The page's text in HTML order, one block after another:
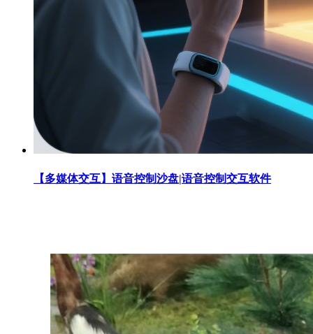
【多媒体交互】语音控制沙盘|语音控制交互软件